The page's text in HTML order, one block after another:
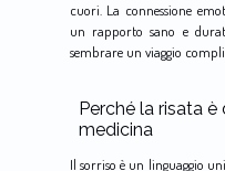
cuori. La connessione
un rapporto sano e
sembrare un viaggio
Perché la risata
medicina
Il sorriso è un linguaggio